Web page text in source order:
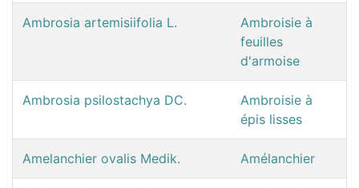
Ambrosia artemisiifolia L.
Ambroisie à
feuilles
d'armoise
Ambrosia psilostachya DC.
Ambroisie à
épis lisses
Amelanchier ovalis Medik. Amélanchier